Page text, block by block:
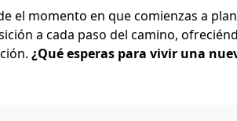
el momento en que comienzas a
a cada paso del camino,
¿Qué esperas para vivir una